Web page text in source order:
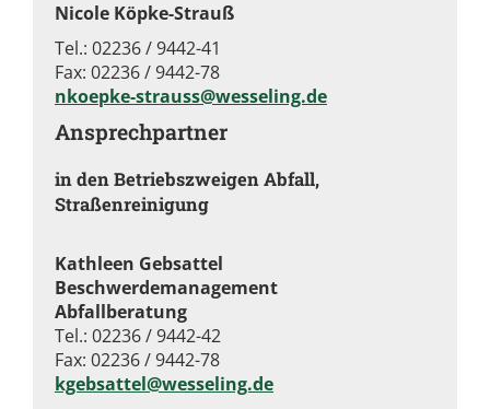
Nicole Köpke-Strauß
Tel.: 02236 / 9442-41
Fax: 02236 / 9442-78
nkoepke-strauss@wesseling.de
Ansprechpartner
in den Betriebszweigen Abfall,
Straßenreinigung
Kathleen Gebsattel
Beschwerdemanagement
Abfallberatung
Tel.: 02236 / 9442-42
Fax: 02236 / 9442-78
kgebsattel@wesseling.de